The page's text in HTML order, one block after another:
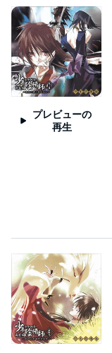
プレビューの
再生